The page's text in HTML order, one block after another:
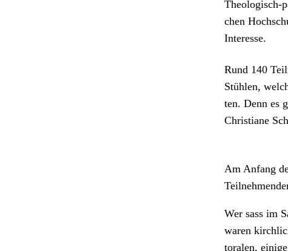
The­ol­o­gisch-
chen
Inter­esse.
Rund 140
Stühlen,
ten. Denn es
Chris­tiane
Am Anfang
Wer sass im
waren
toralen,